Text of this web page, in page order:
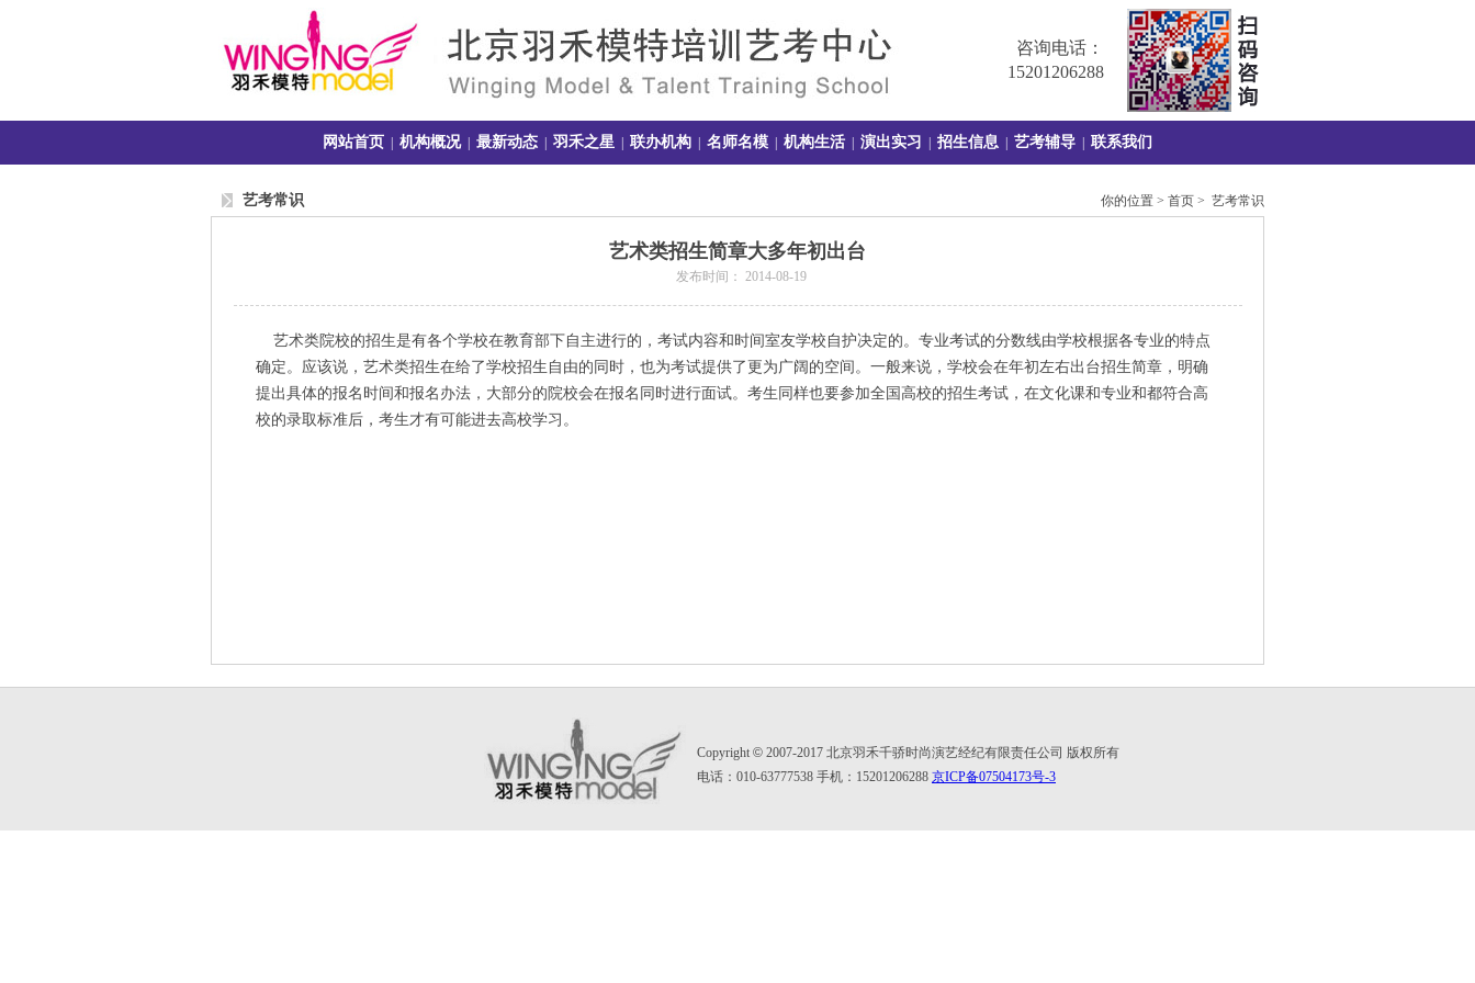
咨询电话：
15201206288
网站首页 机构概况| 最新动态 羽禾之星 联办机构 名师名模 机构生活 演出实习 招生信息 艺考辅导 联系我们
艺考常识 你的位置 > 首页 > 艺考常识
艺术类招生简章大多年初出台
发布时间： 2014-08-19
艺术类院校的招生是有各个学校在教育部下自主进行的，考试内容和时间室友学校自护决定的。专业考试的分数线由学校根据各专业的特点
确定。应该说，艺术类招生在给了学校招生自由的同时，也为考试提供了更为广阔的空间。一般来说，学校会在年初左右出台招生简章，明确
提出具体的报名时间和报名办法，大部分的院校会在报名同时进行面试。考生同样也要参加全国高校的招生考试，在文化课和专业和都符合高
校的录取标准后，考生才有可能进去高校学习。
Copyright © 2007-2017 北京羽禾千骄时尚演艺经纪有限责任公司 版权所有
电话：010-63777538 手机：15201206288 京ICP备07504173号-3